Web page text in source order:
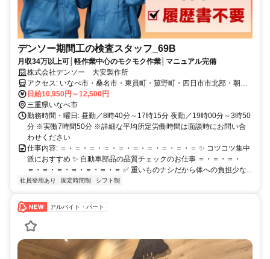
デンソー期間工の検査スタッフ_69B
月収34万以上可│軽作業中心のモクモク作業│マニュアル完備
株式会社デンソー 大安製作所
アクセス: いなべ市・桑名市・東員町・菰野町・四日市市北部・朝日
町など近隣エリアから通勤便利！ いなべや桑名など近隣エリア在住
スタッフが多数活躍中！ 地元・いなべから通える期間工として人気
です。
日給10,950円～12,500円
三重県いなべ市
勤務時間・曜日: 昼勤／8時40分～17時15分 夜勤／19時00分～3時50
分 ※実働7時間50分 ※詳細な平均所定労働時間は面談時にお問い合
わせください
仕事内容: ＝・＝・＝・＝・＝・＝・＝・＝・＝・＝ ✨ コツコツ集中
派におすすめ ✨ 自動車部品の品質チェックのお仕事 ＝・＝・＝・
＝・＝・＝・＝・＝・＝・＝ ✅ 重いものナシだから体への負担少な...
社員登用あり 固定時間制 シフト制
アルバイト・パート